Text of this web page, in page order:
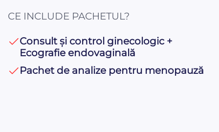
CE INCLUDE PACHETUL?
Consult și control ginecologic +
Ecografie endovaginală
Pachet de analize pentru menopauză